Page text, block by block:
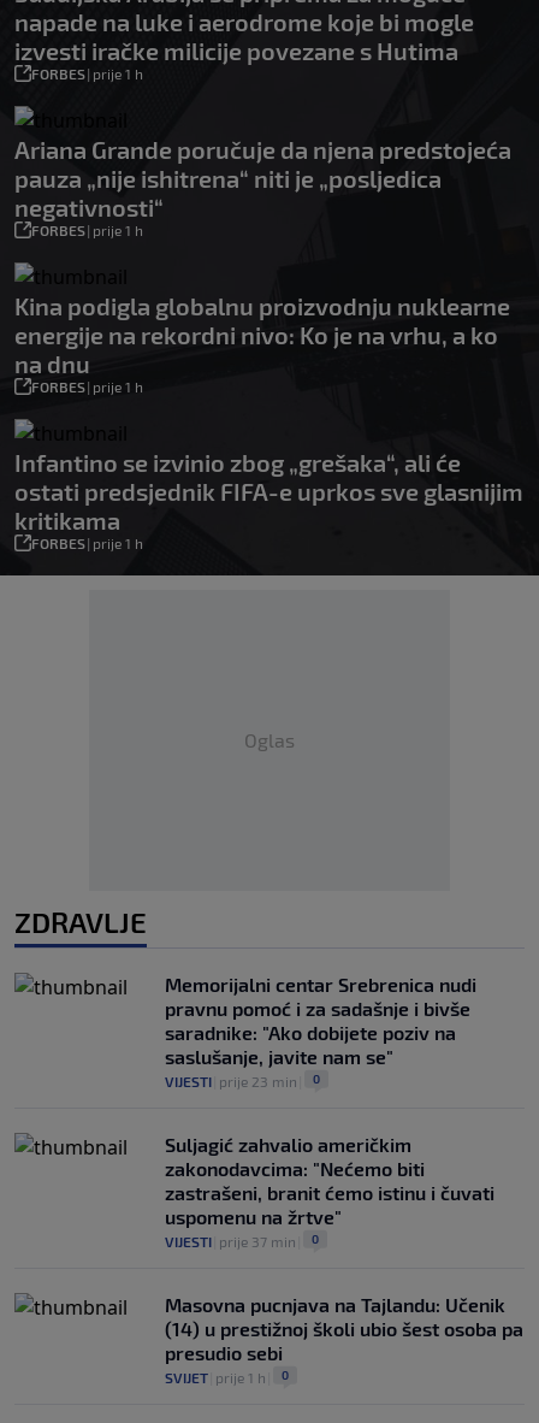
napade na luke i aerodrome koje bi mogle
izvesti iračke milicije povezane s Hutima
FORBES| prije 1 h
Ariana Grande poručuje da njena predstojeća
pauza „nije ishitrena“ niti je „posljedica
negativnosti“
FORBES| prije 1 h
Kina podigla globalnu proizvodnju nuklearne
energije na rekordni nivo: Ko je na vrhu, a ko
na dnu
FORBES| prije 1 h
Infantino se izvinio zbog „grešaka“, ali će
ostati predsjednik FIFA-e uprkos sve glasnijim
kritikama
FORBES| prije 1 h
Oglas
ZDRAVLJE
Memorijalni centar Srebrenica nudi
pravnu pomoć i za sadašnje i bivše
saradnike: "Ako dobijete poziv na
saslušanje, javite nam se"
VIJESTI prije 23 min 0
Suljagić zahvalio američkim
zakonodavcima: "Nećemo biti
zastrašeni, branit ćemo istinu i čuvati
uspomenu na žrtve"
VIJESTI prije 37 min 0
Masovna pucnjava na Tajlandu: Učenik
(14) u prestižnoj školi ubio šest osoba pa
presudio sebi
SVIJET prije 1 h 0